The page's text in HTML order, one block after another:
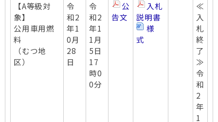
【A等級対
象】
公用車用燃
料
（むつ地
区）
令
和2
年1
0月
28
日
令
和2
年1
1月
5日
17
時0
0分
公
告文
入札
説明書
様
式
≪
入
札
終
了
≫
令
和
2
年
1